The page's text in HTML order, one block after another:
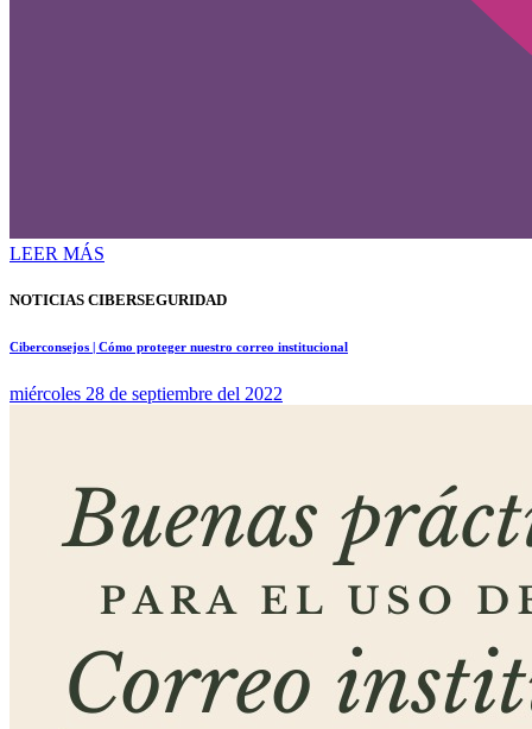
LEER MÁS
NOTICIAS CIBERSEGURIDAD
Ciberconsejos | Cómo proteger nuestro correo institucional
miércoles 28 de septiembre del 2022